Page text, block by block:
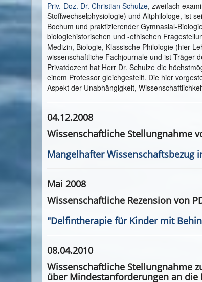
Priv.-Doz. Dr. Christian Schulze, zweifach
Stoffwechselphysiologie) und Altphilologe, ist
Bochum und praktizierender Gymnasial-
biologiehistorischen und -ethischen
Medizin, Biologie, Klassische Philologie (hier
wissenschaftliche Fachjournale und ist Träger
Privatdozent hat Herr Dr. Schulze die
einem Professor gleichgestellt. Die hier
Aspekt der Unabhängigkeit,
04.12.2008
Wissenschaftliche Stellungnahme
Mangelhafter Wissenschaftsbezug
Mai 2008
Wissenschaftliche Rezension von
"Delfintherapie für Kinder mit
08.04.2010
Wissenschaftliche Stellungnahme
über Mindestanforderungen an die